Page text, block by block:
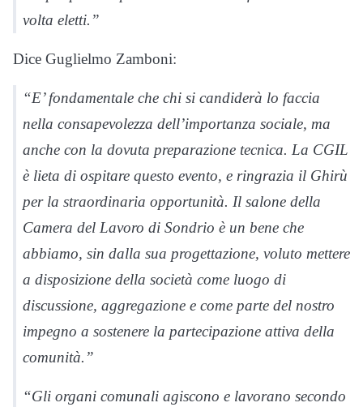
volta eletti.”
Dice Guglielmo Zamboni:
“E’ fondamentale che chi si candiderà lo faccia
nella consapevolezza dell’importanza sociale, ma
anche con la dovuta preparazione tecnica. La CGIL
è lieta di ospitare questo evento, e ringrazia il Ghirù
per la straordinaria opportunità. Il salone della
Camera del Lavoro di Sondrio è un bene che
abbiamo, sin dalla sua progettazione, voluto mettere
a disposizione della società come luogo di
discussione, aggregazione e come parte del nostro
impegno a sostenere la partecipazione attiva della
comunità.”
“Gli organi comunali agiscono e lavorano secondo